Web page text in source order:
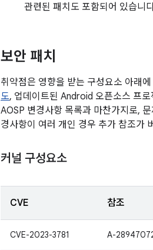
관련된 패치도 포함되어 있습니
보안 패치
취약점은 영향을 받는 구성요소 아래
도, 업데이트된 Android 오픈소스 프
AOSP 변경사항 목록과 마찬가지로,
경사항이 여러 개인 경우 추가 참조가
커널 구성요소
CVE 참조
CVE-2023-3781 A-